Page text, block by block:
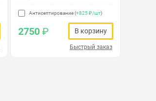
Антисептирование (+825 ₽/шт)
2750₽ В корзину
Быстрый заказ